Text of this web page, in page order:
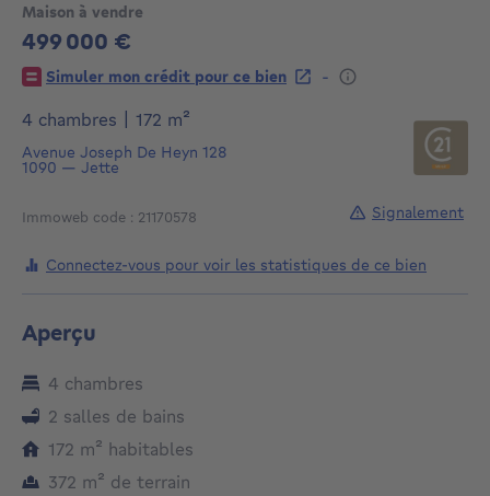
Maison à vendre
499 000 €
499000€
Simuler mon crédit pour ce bien
-
4 chambres
172 m²
Avenue Joseph De Heyn 128
1090 — Jette
Immoweb code : 21170578
Connectez-vous pour voir les statistiques de ce bien
Signalement
Aperçu
4 chambres
2 salles de bains
172 m² mètres carrés
habitables
372 m² mètres carrés
de terrain